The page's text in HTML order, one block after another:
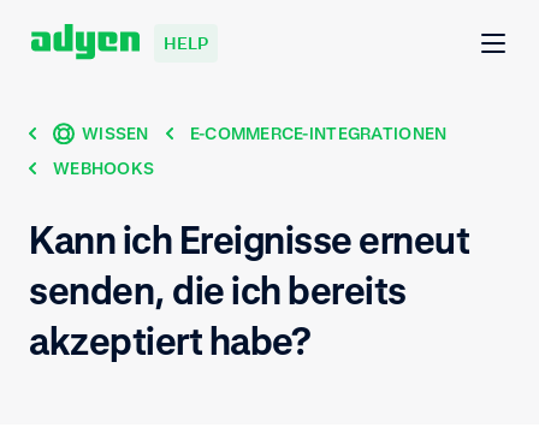
HELP
WISSEN
E-COMMERCE-INTEGRATIONEN
WEBHOOKS
Kann ich Ereignisse erneut
senden, die ich bereits
akzeptiert habe?